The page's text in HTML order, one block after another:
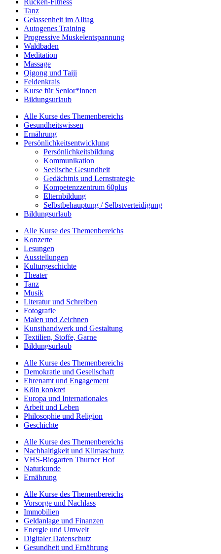
Tanz
Gelassenheit im Alltag
Autogenes Training
Progressive Muskelentspannung
Waldbaden
Meditation
Massage
Qigong und Taiji
Feldenkrais
Kurse für Senior*innen
Bildungsurlaub
Alle Kurse des Themenbereichs
Gesundheitswissen
Ernährung
Persönlichkeitsentwicklung
Persönlichkeitsbildung
Kommunikation
Seelische Gesundheit
Gedächtnis und Lernstrategie
Kompetenzzentrum 60plus
Elternbildung
Selbstbehauptung / Selbstverteidigung
Bildungsurlaub
Alle Kurse des Themenbereichs
Konzerte
Lesungen
Ausstellungen
Kulturgeschichte
Theater
Tanz
Musik
Literatur und Schreiben
Fotografie
Malen und Zeichnen
Kunsthandwerk und Gestaltung
Textilien, Stoffe, Garne
Bildungsurlaub
Alle Kurse des Themenbereichs
Demokratie und Gesellschaft
Ehrenamt und Engagement
Köln konkret
Europa und Internationales
Arbeit und Leben
Philosophie und Religion
Geschichte
Alle Kurse des Themenbereichs
Nachhaltigkeit und Klimaschutz
VHS-Biogarten Thurner Hof
Naturkunde
Ernährung
Alle Kurse des Themenbereichs
Vorsorge und Nachlass
Immobilien
Geldanlage und Finanzen
Energie und Umwelt
Digitaler Datenschutz
Gesundheit und Ernährung